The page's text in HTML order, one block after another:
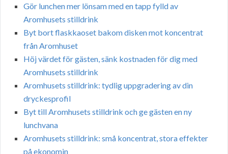
Gör lunchen mer lönsam med en tapp fylld av
Aromhusets stilldrink
Byt bort flaskkaoset bakom disken mot koncentrat
från Aromhuset
Höj värdet för gästen, sänk kostnaden för dig med
Aromhusets stilldrink
Aromhusets stilldrink: tydlig uppgradering av din
dryckesprofil
Byt till Aromhusets stilldrink och ge gästen en ny
lunchvana
Aromhusets stilldrink: små koncentrat, stora effekter
på ekonomin